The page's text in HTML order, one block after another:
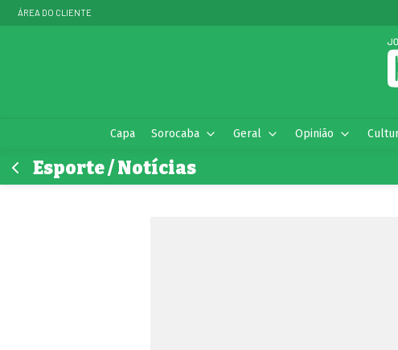
ÁREA DO CLIENTE
Capa Sorocaba Geral Opinião
Esporte / Notícias